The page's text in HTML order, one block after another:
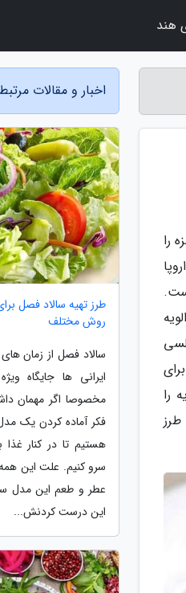
را
را
اخبار و مقالات
طرز تهیه سالاد فصل
روش مختلف
سالاد فصل از زمان
ایرانی ها جایگاه
مخصوصا اگر مهمان
فکر آماده کردن یک
هستیم تا در کنار غذا
سرو کنیم. علت این
عطر و طعم این مدل
این درست کردنش...
هند